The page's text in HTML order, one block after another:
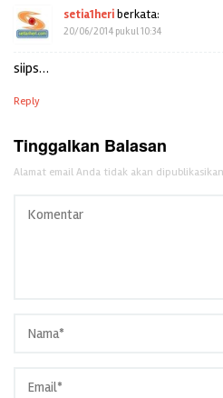
setia1heriberkata:
20/06/2014 pukul 10:34
siips…
Reply
Tinggalkan Balasan
Alamat email Anda tidak akan